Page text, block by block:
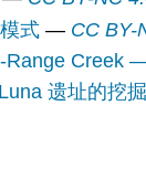
式— CC BY-
遗址的挖